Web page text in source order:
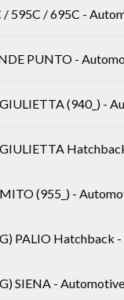
595C / 695C -
PUNTO -
(940_) -
(955_) -
PALIO Hatchback
SIENA - Automotive